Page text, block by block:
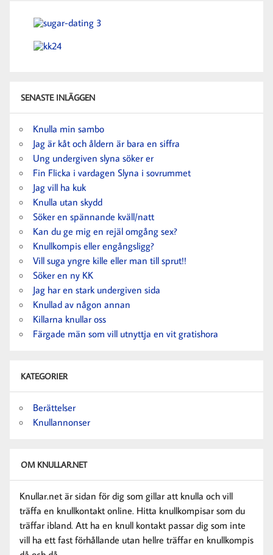
SENASTE INLÄGGEN
Knulla min sambo
Jag är kåt och åldern är bara en siffra
Ung undergiven slyna söker er
Fin Flicka i vardagen Slyna i sovrummet
Jag vill ha kuk
Knulla utan skydd
Söker en spännande kväll/natt
Kan du ge mig en rejäl omgång sex?
Knullkompis eller engångsligg?
Vill suga yngre kille eller man till sprut!!
Söker en ny KK
Jag har en stark undergiven sida
Knullad av någon annan
Killarna knullar oss
Färgade män som vill utnyttja en vit gratishora
KATEGORIER
Berättelser
Knullannonser
OM KNULLAR.NET
Knullar.net är sidan för dig som gillar att knulla och vill
träffa en knullkontakt online. Hitta knullkompisar som du
träffar ibland. Att ha en knull kontakt passar dig som inte
vill ha ett fast förhållande utan hellre träffar en knullkompis